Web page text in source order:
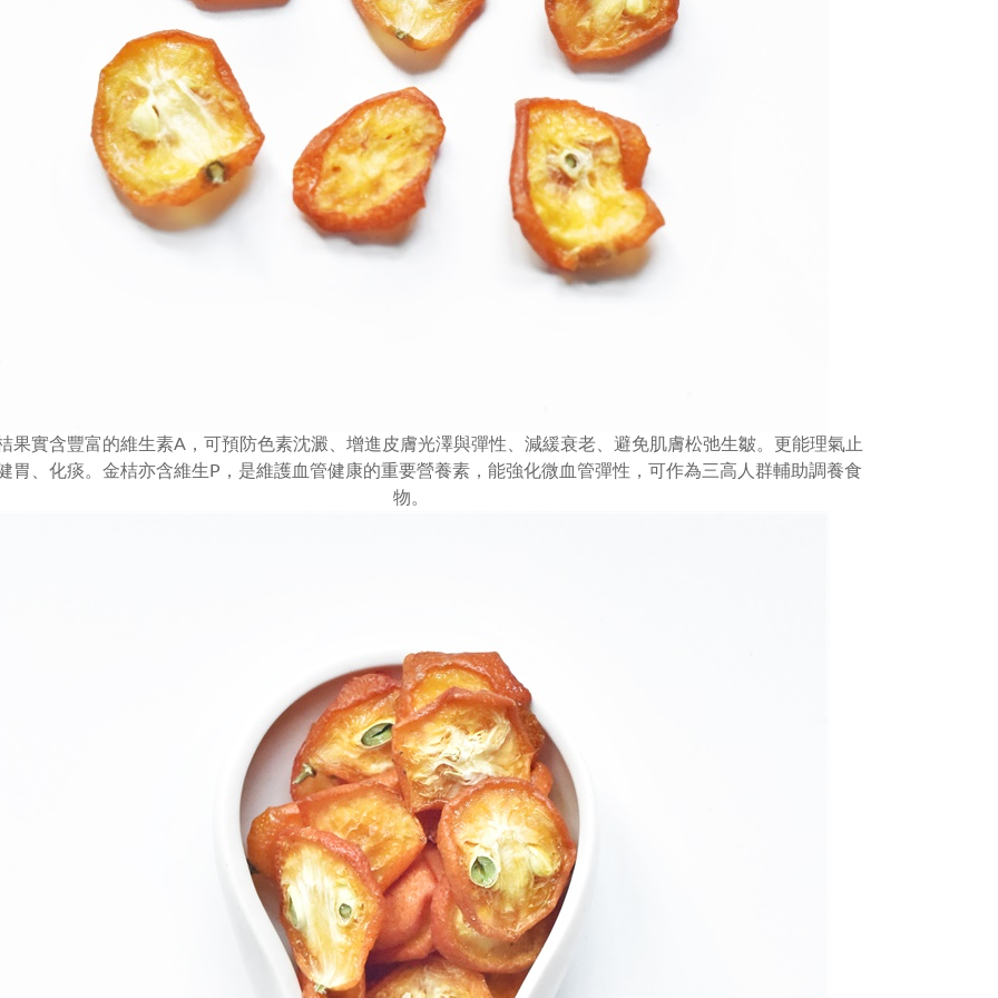
果實含豐富的維生素A，可預防色素沈澱、增進皮膚光澤與彈性、減緩衰老、避免肌膚松弛生皺。更能理氣止
胃、化痰。金桔亦含維生P，是維護血管健康的重要營養素，能強化微血管彈性，可作為三高人群輔助調養食
物。